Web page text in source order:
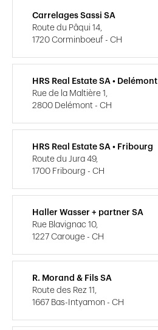
Carrelages Sassi SA
Route du Pâqui 14,
1720 Corminboeuf - CH
HRS Real Estate SA • Delémont
Rue de la Maltière 1,
2800 Delémont - CH
HRS Real Estate SA • Fribourg
Route du Jura 49,
1700 Fribourg - CH
Haller Wasser + partner SA
Rue Blavignac 10,
1227 Carouge - CH
R. Morand & Fils SA
Route des Rez 11,
1667 Bas-Intyamon - CH